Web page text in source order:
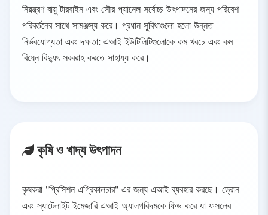
নিয়ন্ত্রণ বায়ু টারবাইন এবং সৌর প্যানেল সর্বোচ্চ উৎপাদনের জন্য পরিবেশ
পরিবর্তনের সাথে সামঞ্জস্য করে। প্রধান সুবিধাগুলো হলো উন্নত
নির্ভরযোগ্যতা এবং দক্ষতা: এআই ইউটিলিটিগুলোকে কম খরচে এবং কম
বিঘ্নে বিদ্যুৎ সরবরাহ করতে সাহায্য করে।
কৃষি ও খাদ্য উৎপাদন
কৃষকরা "প্রিসিশন এগ্রিকালচার" এর জন্য এআই ব্যবহার করছে। ড্রোন
এবং স্যাটেলাইট ইমেজারি এআই অ্যালগরিদমকে ফিড করে যা ফসলের